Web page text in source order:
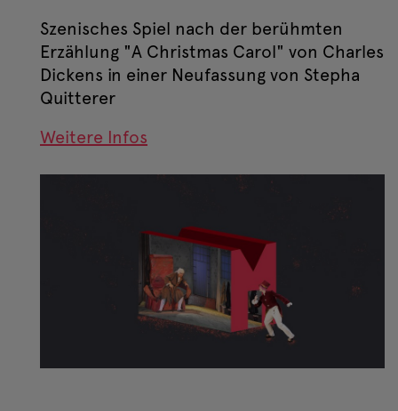
Szenisches Spiel nach der berühmten
Erzählung "A Christmas Carol" von Charles
Dickens in einer Neufassung von Stepha
Quitterer
Weitere Infos